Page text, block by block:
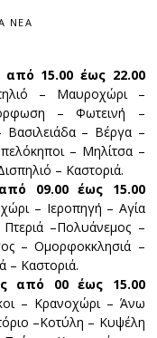
ΝΈΑ
από 15.00 έως 22.00
– Μαυροχώρι –
– Φωτεινή –
– Βέργα –
– Μηλίτσα –
– Καστοριά.
09.00 έως 15.00
– Ιεροπηγή – Αγία
–Πολυάνεμος –
– Ομορφοκκλησιά –
– Καστοριά.
από 00 έως 15.00
– Κρανοχώρι – Άνω
–Κοτύλη – Κυψέλη